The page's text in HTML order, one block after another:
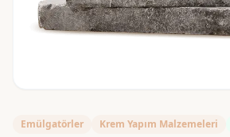
Emülgatörler Krem Yapım Malzemeleri